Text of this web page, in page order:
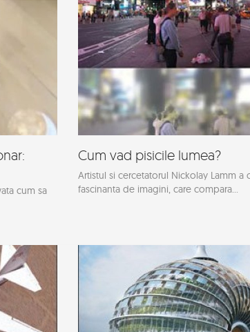
cum sa
Cum vad pisicile lumea?
Artistul si cercetatorul Nickolay Lamm a
fascinanta de imagini, care compara...